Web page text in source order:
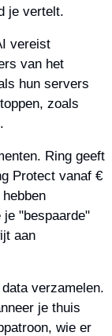
je vertelt.
vereist
van het
hun servers
zoals
Ring geeft
Protect vanaf €
"bespaarde"
aan
verzamelen.
je thuis
wie er